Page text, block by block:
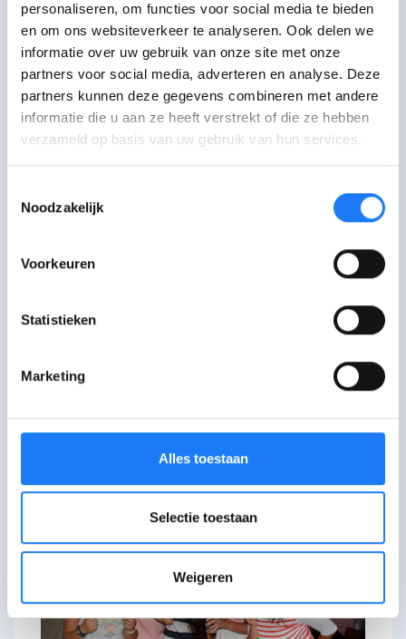
personaliseren, om functies voor social media te bieden
en om ons websiteverkeer te analyseren. Ook delen we
informatie over uw gebruik van onze site met onze
partners voor social media, adverteren en analyse. Deze
partners kunnen deze gegevens combineren met andere
informatie die u aan ze heeft verstrekt of die ze hebben
verzameld op basis van uw gebruik van hun services.
Noodzakelijk
Voorkeuren
Statistieken
Marketing
Alles toestaan
Selectie toestaan
Weigeren
© Wing
Als ik anderen een tip kan geven, dan is
het deze wel: Sta open voor alles ook al
is het niet altijd simpel. Het is echt oké
tijd en de ruimte om er respectvol mee
vreemd deeltje een deel geworden van